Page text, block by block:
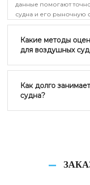
данные помогают
судна и его рыночную
Какие методы
для воздушных
Как долго
судна?